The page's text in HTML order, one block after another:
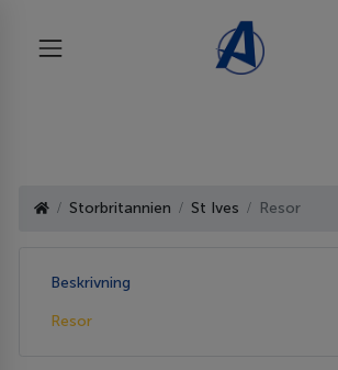
Storbritannien St Ives Resor
Beskrivning
Resor